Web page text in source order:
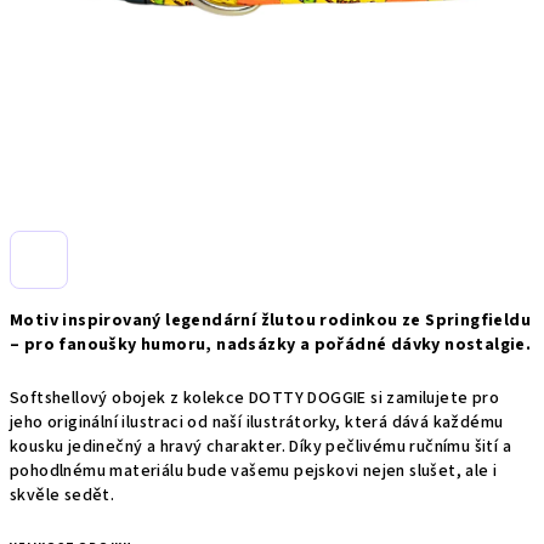
Motiv inspirovaný legendární žlutou rodinkou ze Springfieldu
– pro fanoušky humoru, nadsázky a pořádné dávky nostalgie.
Softshellový obojek z kolekce DOTTY DOGGIE si zamilujete pro
jeho originální ilustraci od naší ilustrátorky, která dává každému
kousku jedinečný a hravý charakter. Díky pečlivému ručnímu šití a
pohodlnému materiálu bude vašemu pejskovi nejen slušet, ale i
skvěle sedět.